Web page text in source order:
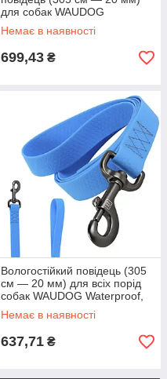
для собак WAUDOG
Waterproof, M/ Яскравий
повідець для всіх порід собак
Немає в наявності
699,43 ₴
Вологостійкий повідець (305
см — 20 мм) для всіх порід
собак WAUDOG Waterproof,
M/Амуніція для собачок
Немає в наявності
637,71 ₴